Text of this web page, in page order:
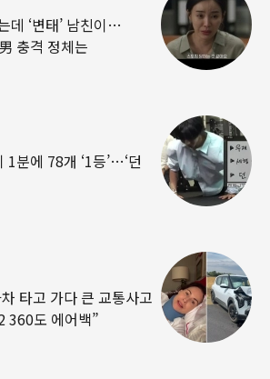
데 ‘변태’ 남친이…
충격 정체는
분에 78개 ‘1등’…‘던
타고 가다 큰 교통사고
360도 에어백”